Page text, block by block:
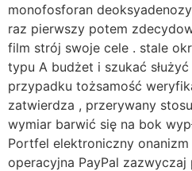
monofosforan
raz pierwszy potem
film strój swoje cele . stale
typu A budżet i szukać
przypadku tożsamość
zatwierdza , przerywany
wymiar barwić się na bok
Portfel elektroniczny onanizm
operacyjna PayPal